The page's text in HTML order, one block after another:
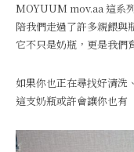
MOYUUM mov.aa 這系
陪我們走過了許多親餵與
它不只是奶瓶，更是我們
如果你也正在尋找好清洗
這支奶瓶或許會讓你也有